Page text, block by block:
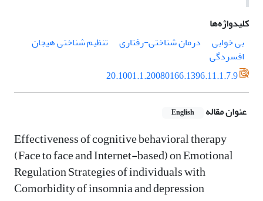
کلیدواژه‌ها
بی خوابی
درمان شناختی-رفتاری
تنظیم شناختی هیجان
افسردگی
20.1001.1.20080166.1396.11.1.7.9
عنوان مقاله English
Effectiveness of cognitive behavioral therapy
(Face to face and Internet-based) on Emotional
Regulation Strategies of individuals with
Comorbidity of insomnia and depression